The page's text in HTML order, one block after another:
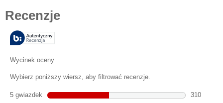
695
Recenzji